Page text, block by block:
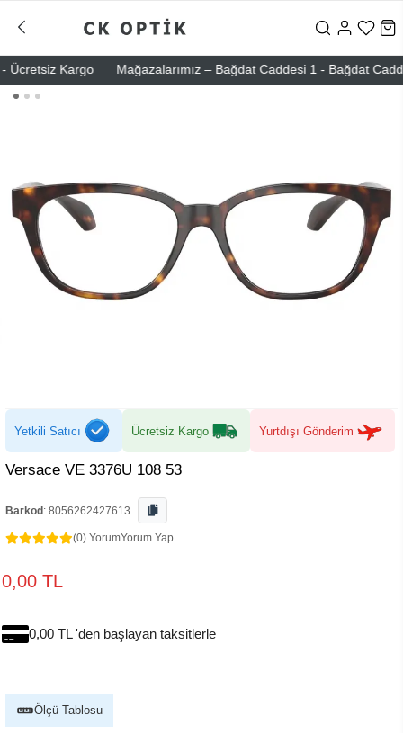
Kargo Mağazalarımız – Bağdat Caddesi 1 - Bağdat
Yetkili Satıcı Ücretsiz Kargo Yurtdışı Gönderim
Versace VE 3376U 108 53
Barkod : 8056262427613
(0) YorumYorum Yap
0,00 TL
0,00 TL 'den başlayan taksitlerle
Ölçü Tablosu